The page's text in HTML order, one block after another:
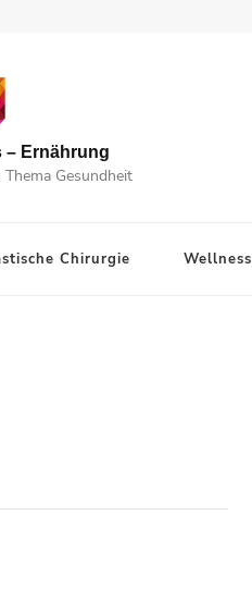
– Ernährung
Gesundheit
Chirurgie Wellness